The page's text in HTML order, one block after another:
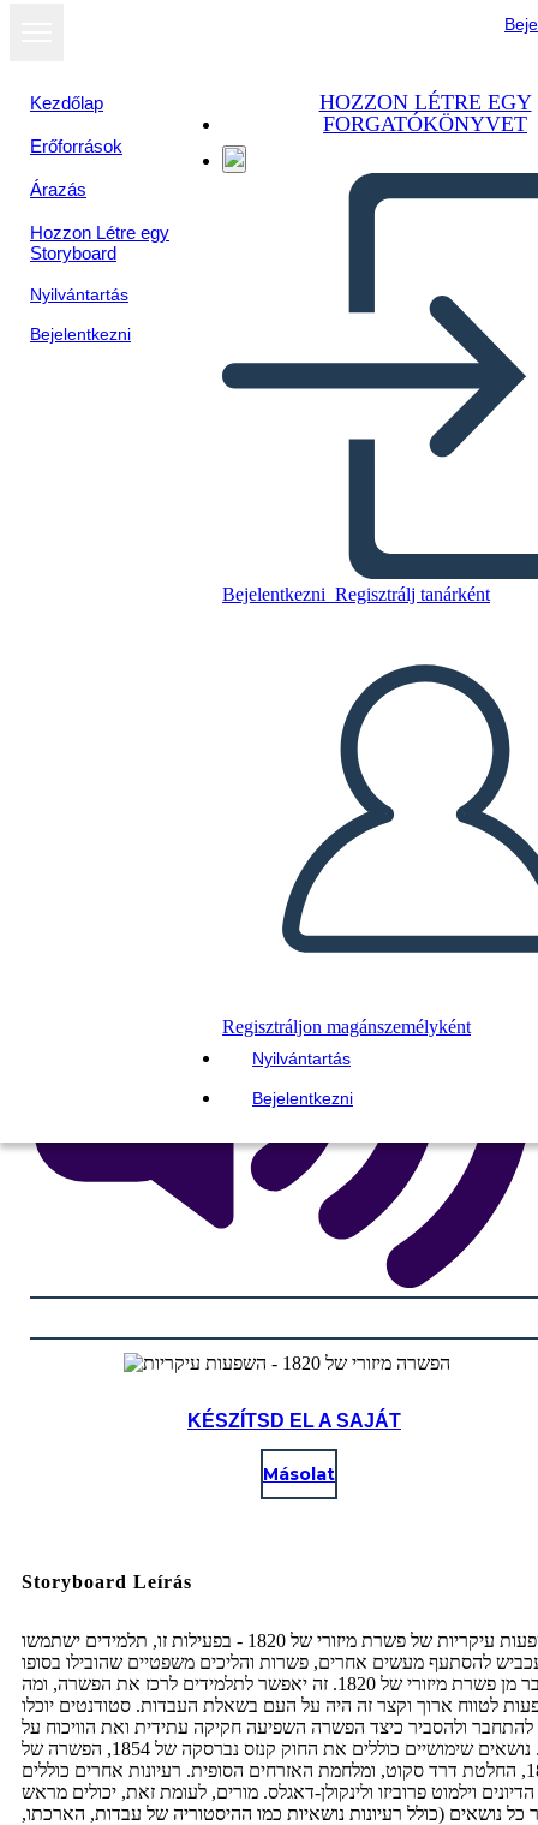
Kezdőlap
Erőforrások
Árazás
Hozzon Létre egy
Storyboard
Nyilvántartás
Bejelentkezni
HOZZON LÉTRE EGY
FORGATÓKÖNYVET
Bejelentkezni Regisztrálj tanárként
Regisztráljon magánszemélyként
Nyilvántartás
Bejelentkezni
השפעות עיקריות
Másolja ezt a forgatókönyvet
KÉSZÍTSEN EGY STORYBOARDOT
DIAVETÍTÉS LEJÁTSZÁSA
OLVASS NEKEM
KÉSZÍTSD EL A SAJÁT
Másolat
Storyboard Leírás
השפעות עיקריות של פשרת מיזורי של 1820 - בפעילות זו, תלמידים ישתמשו
להסתעף מעשים אחרים, פשרות והליכים משפטיים שהובילו בסופו
של דבר מן פשרת מיזורי של 1820. זה יאפשר לתלמידים לרכז את הפשרה, ומה
לטווח ארוך וקצר זה היה על העם בשאלת העבדות. סטודנטים יוכלו
להתחבר ולהסביר כיצד הפשרה השפיעה חקיקה עתידית ואת הוויכוח על
עבדות. נושאים שימושיים כוללים את החוק קנזס נברסקה של 1854, הפשרה של
1850, החלטת דרד סקוט, ומלחמת האזרחים הסופית. רעיונות אחרים כוללים
וילמוט פרוביזו ולינקולן-דאגלס. מורים, לעומת זאת, יכולים מראש
כל נושאים (כולל רעיונות נושאיות כמו ההיסטוריה של עבדות, הארכתו,